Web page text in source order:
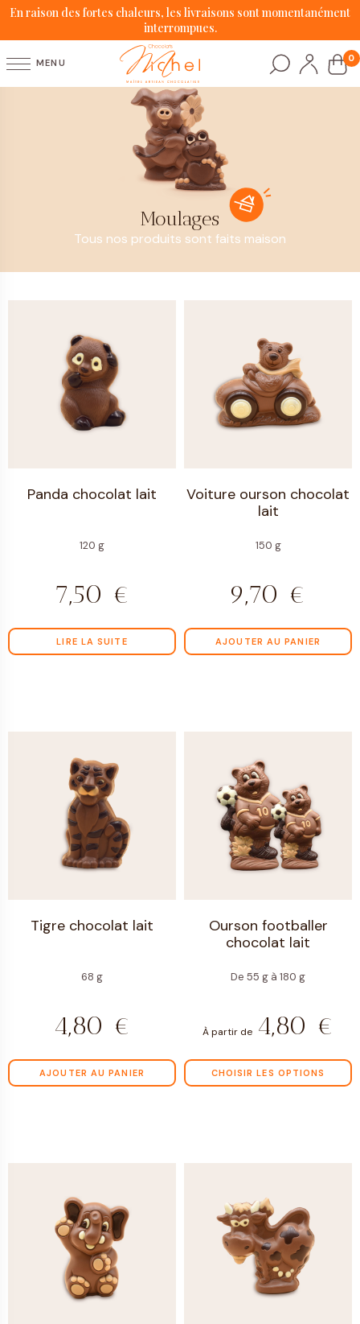
En raison des fortes chaleurs, les livraisons sont momentanément
interrompues.
MENU 0
Moulages
Tous nos produits sont faits maison
Panda chocolat lait
120 g
7,50 €
LIRE LA SUITE
Voiture ourson chocolat
lait
150 g
9,70 €
AJOUTER AU PANIER
Tigre chocolat lait
68 g
4,80 €
AJOUTER AU PANIER
Ourson footballer
chocolat lait
De 55 g à 180 g
À partir de 4,80 €
CHOISIR LES OPTIONS